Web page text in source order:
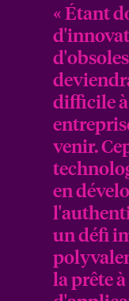
« Étant
difficile
venir.
en
un défi
la prête